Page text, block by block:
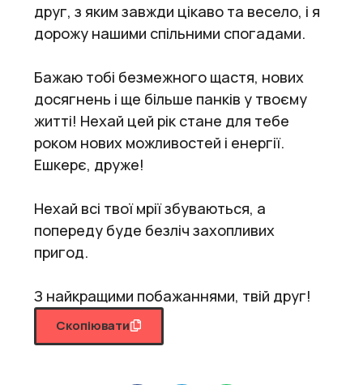
друг, з яким завжди цікаво та весело, і я
дорожу нашими спільними спогадами.
Бажаю тобі безмежного щастя, нових
досягнень і ще більше панків у твоєму
житті! Нехай цей рік стане для тебе
роком нових можливостей і енергії.
Ешкерє, друже!
Нехай всі твої мрії збуваються, а
попереду буде безліч захопливих
пригод.
З найкращими побажаннями, твій друг!
Скопіювати